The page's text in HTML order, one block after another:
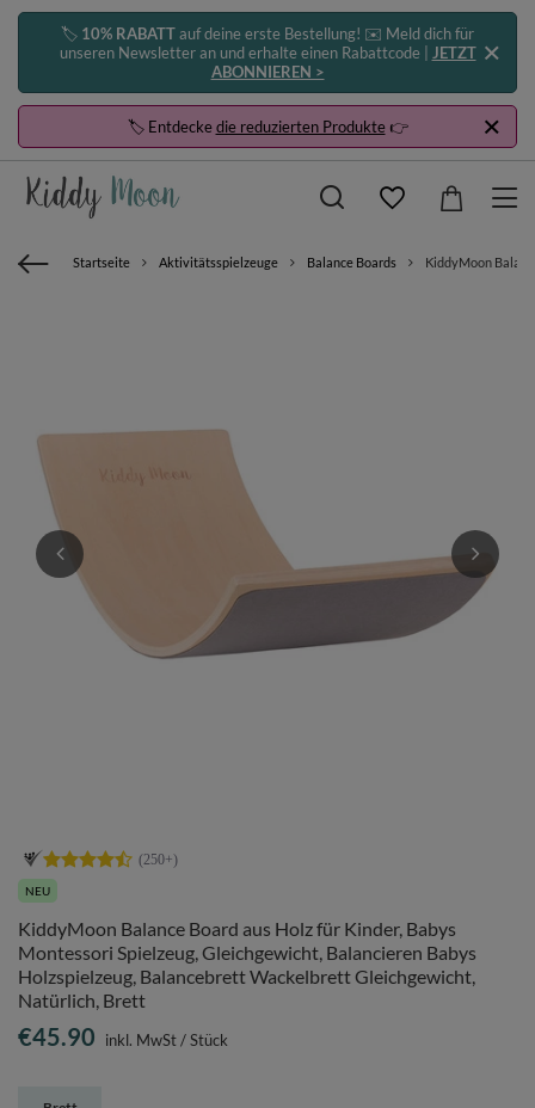
🏷️ 10% RABATTauf deine erste Bestellung! ✉️ Meld dich für
unseren Newsletter an und erhalte einen Rabattcode | JETZT
ABONNIEREN >
🏷️ Entdeckedie reduzierten Produkte👉
Startseite Aktivitätsspielzeuge Balance Boards KiddyMoon
NEU
KiddyMoon Balance Board aus Holz für Kinder, Babys
Montessori Spielzeug, Gleichgewicht, Balancieren Babys
Holzspielzeug, Balancebrett Wackelbrett Gleichgewicht,
Natürlich, Brett
€45.90 inkl. MwSt/Stück